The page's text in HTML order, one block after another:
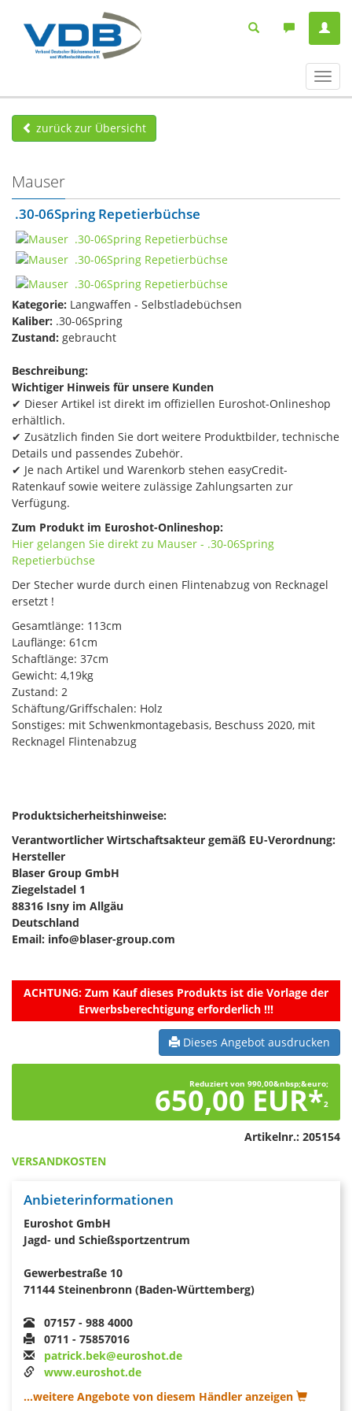
ein-/
zurück zur Übersicht
Mauser
​ .30-06Spring Repetierbüchse
Kategorie: Langwaffen - Selbstladebüchsen
Kaliber: .30-06Spring
Zustand: gebraucht
Beschreibung:
Wichtiger Hinweis für unsere Kunden
✔ Dieser Artikel ist direkt im offiziellen Euroshot-Onlineshop
erhältlich.
✔ Zusätzlich finden Sie dort weitere Produktbilder, technische
Details und passendes Zubehör.
✔ Je nach Artikel und Warenkorb stehen easyCredit-
Ratenkauf sowie weitere zulässige Zahlungsarten zur
Verfügung.
Zum Produkt im Euroshot-Onlineshop:
Hier gelangen Sie direkt zu Mauser -​ .30-06Spring
Repetierbüchse
Der Stecher wurde durch einen Flintenabzug von Recknagel
ersetzt !
Gesamtlänge: 113cm
Lauflänge: 61cm
Schaftlänge: 37cm
Gewicht: 4,19kg
Zustand: 2
Schäftung/Griffschalen: Holz
Sonstiges: mit Schwenkmontagebasis, Beschuss 2020, mit
Recknagel Flintenabzug
Produktsicherheitshinweise:
Verantwortlicher Wirtschaftsakteur gemäß EU-Verordnung:
Hersteller
Blaser Group GmbH
Ziegelstadel 1
88316 Isny im Allgäu
Deutschland
Email: info@blaser-group.com
ACHTUNG: Zum Kauf dieses Produkts ist die Vorlage der
Erwerbsberechtigung erforderlich !!!
Dieses Angebot ausdrucken
Reduziert von 990,00&nbsp;&euro;
650,00 EUR*2
Artikelnr.: 205154
VERSANDKOSTEN
Anbieterinformationen
Euroshot GmbH
Jagd- und Schießsportzentrum
Gewerbestraße 10
71144 Steinenbronn (Baden-Württemberg)
07157 - 988 4000
0711 - 75857016
patrick.bek@euroshot.de
www.euroshot.de
...weitere Angebote von diesem Händler anzeigen